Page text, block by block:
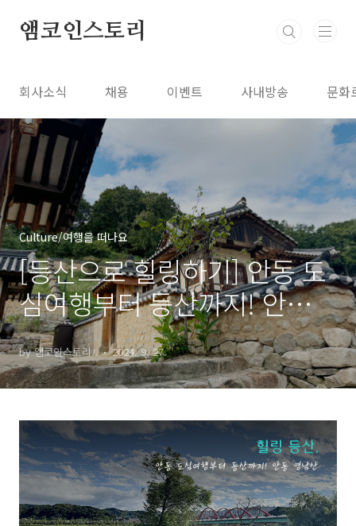
앰코인스토리
회사소식 채용 이벤트 사내방송 문화
Culture/여행을 떠나요
[등산으로 힐링하기] 안동 도
심여행부터 등산까지! 안동
영남산
by 앰코인스토리.. 2024. 9. 27.